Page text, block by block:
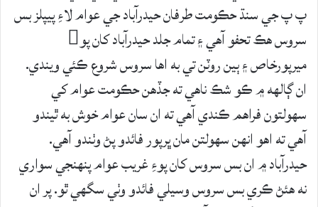
پ پ جي سنڌ حڪومت طرفان حيدرآباد جي عوام لاءِ پيپلز بس
سروس هڪ تحفو آهي ۽ تمام جلد حيدرآباد کان پو
ميرپورخاص ۽ ٻين روٽن تي به اها سروس شروع ڪئي ويندي.
ان ڳالهه ۾ ڪو شڪ ناهي ته جڏهن حڪومت عوام کي
سهولتون فراهم ڪندي آهي ته ان سان عوام خوش به ٿيندو
آهي ته اهو انهن سهولتن مان ڀرپور فائدو پڻ وٺندو آهي.
حيدرآباد ۾ ان بس سروس کان پوءِ غريب عوام پنهنجي سواري
نه هئڻ ڪري بس سروس وسيلي فائدو وٺي سگهي ٿو. پر ان